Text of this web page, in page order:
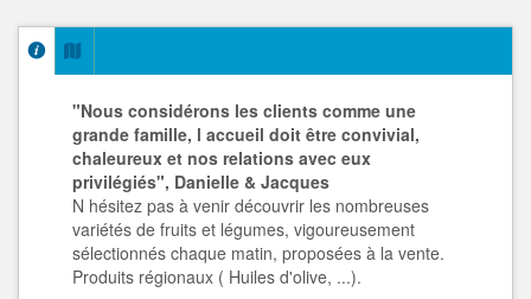
"Nous considérons les clients comme une
grande famille, l accueil doit être convivial,
chaleureux et nos relations avec eux
privilégiés", Danielle & Jacques
N hésitez pas à venir découvrir les nombreuses
variétés de fruits et légumes, vigoureusement
sélectionnés chaque matin, proposées à la vente.
Produits régionaux ( Huiles d'olive, ...).